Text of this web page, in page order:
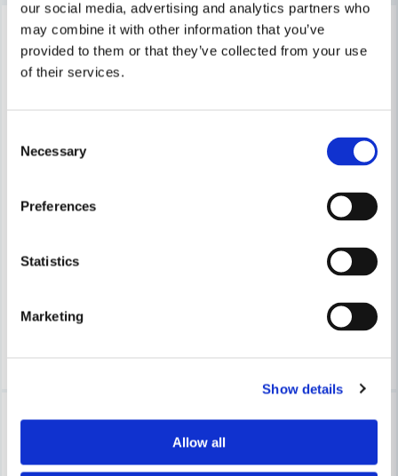
our social media, advertising and analytics partners who
may combine it with other information that you’ve
provided to them or that they’ve collected from your use
of their services.
Selection
Necessary
Preferences
Statistics
Marketing
Show details
Allow all
Skicka fråga
Finns i Webblager
-31% -14%